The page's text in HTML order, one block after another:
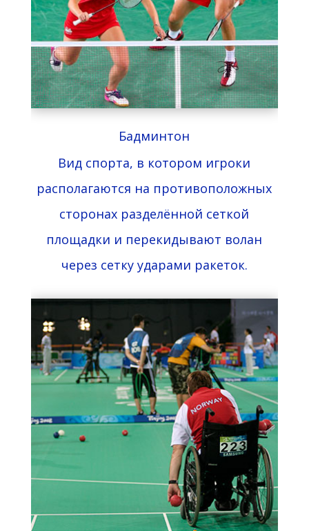
Бадминтон
Вид спорта, в котором игроки
располагаются на противоположных
сторонах разделённой сеткой
площадки и перекидывают волан
через сетку ударами ракеток.